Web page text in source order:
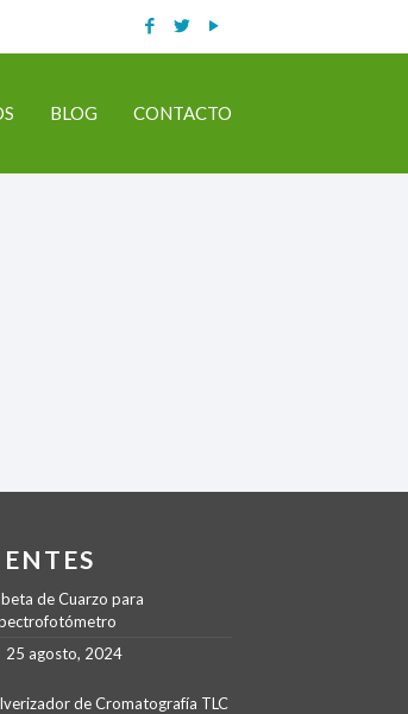
BLOG CONTACTO
de Cuarzo para
25 agosto, 2024
de Cromatografía TLC